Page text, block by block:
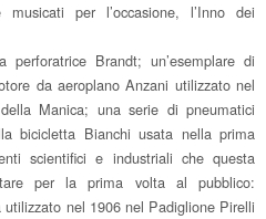
musicati per l’occasione, l’Inno dei
Brandt; un’esemplare di
da aeroplano Anzani utilizzato nel
Manica; una serie di pneumatici
bicicletta Bianchi usata nella prima
scientifici e industriali che questa
per la prima volta al pubblico:
utilizzato nel 1906 nel Padiglione Pirelli